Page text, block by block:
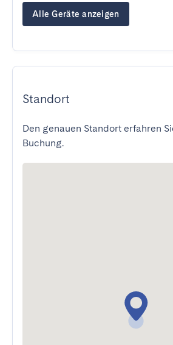
Alle Geräte anzeigen
Standort
Den genauen Standort erfahren
Buchung.